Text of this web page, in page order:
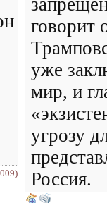
говорит
уже
мир, и
угрозу
Россия.